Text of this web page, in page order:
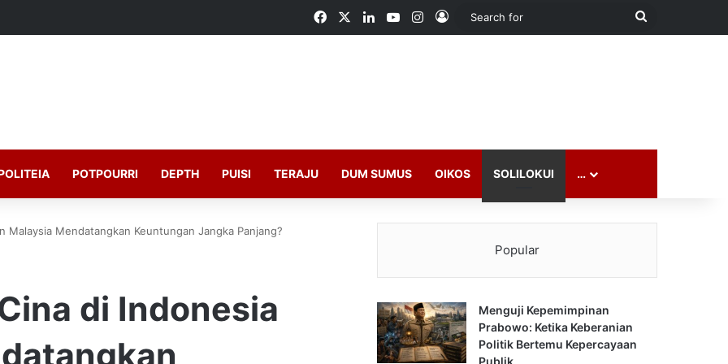
FacebookLinkedInYouTubeInstagram
Log In
Search
POTPOURRI DEPTH PUISI TERAJU DUM SUMUS OIKOS SOLILOKUI …
Malaysia Mendatangkan Keuntungan Jangka Panjang?
di Indonesia
Popular
Menguji Kepemimpinan
Prabowo: Ketika Keberanian
Politik Bertemu Kepercayaan
Publik